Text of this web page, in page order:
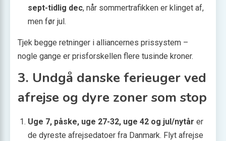
sept-tidlig dec, når sommertrafikken er klinget af,
men før jul.
Tjek begge retninger i alliancernes prissystem –
nogle gange er prisforskellen flere tusinde kroner.
3. Undgå danske ferieuger ved
afrejse og dyre zoner som stop
Uge 7, påske, uge 27-32, uge 42 og jul/nytår er
de dyreste afrejsedatoer fra Danmark. Flyt afrejse